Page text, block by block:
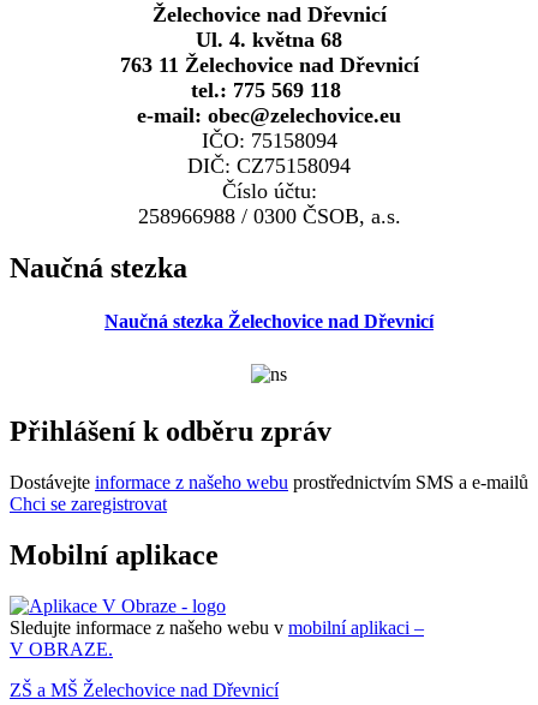
Želechovice nad Dřevnicí
Ul. 4. května 68
763 11 Želechovice nad Dřevnicí
tel.: 775 569 118
e-mail: obec@zelechovice.eu
IČO: 75158094
DIČ: CZ75158094
Číslo účtu:
258966988 / 0300 ČSOB, a.s.
Naučná stezka
Naučná stezka Želechovice nad Dřevnicí
Přihlášení k odběru zpráv
Dostávejte informace z našeho webu prostřednictvím SMS a e-mailů
Chci se zaregistrovat
Mobilní aplikace
Sledujte informace z našeho webu v mobilní aplikaci –
V OBRAZE.
ZŠ a MŠ Želechovice nad Dřevnicí